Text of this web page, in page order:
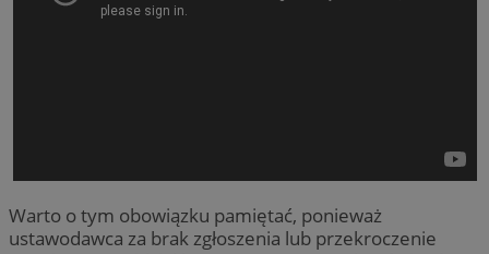
Warto o tym obowiązku pamiętać, ponieważ
ustawodawca za brak zgłoszenia lub przekroczenie